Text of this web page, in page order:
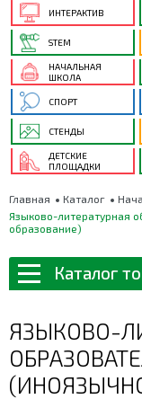
ИНТЕРАКТИВ
STEM
НАЧАЛЬНАЯ
ШКОЛА
СПОРТ
СТЕНДЫ
ДЕТСКИЕ
ПЛОЩАДКИ
Главная Каталог
Языково-литературная
образование)
Каталог
ЯЗЫКОВО-